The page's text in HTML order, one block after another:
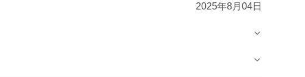
2025年8月04日